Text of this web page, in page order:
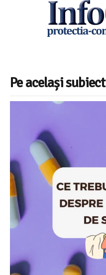
Pe același subiect